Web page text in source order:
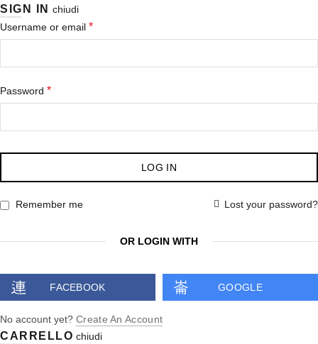
SIGN IN chiudi
Username or email *
Password *
LOG IN
Lost your password?
Remember me
OR LOGIN WITH
FACEBOOK GOOGLE
No account yet? Create An Account
CARRELLO chiudi